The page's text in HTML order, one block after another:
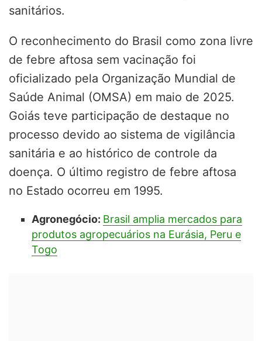
sanitários.
O reconhecimento do Brasil como zona livre
de febre aftosa sem vacinação foi
oficializado pela Organização Mundial de
Saúde Animal (OMSA) em maio de 2025.
Goiás teve participação de destaque no
processo devido ao sistema de vigilância
sanitária e ao histórico de controle da
doença. O último registro de febre aftosa
no Estado ocorreu em 1995.
Agronegócio: Brasil amplia mercados para
produtos agropecuários na Eurásia, Peru e
Togo